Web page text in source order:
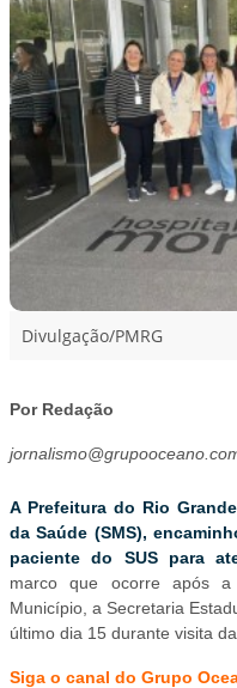
Divulgação/PMRG
Por Redação
A Prefeitura do Rio
da Saúde (SMS),
paciente do SUS para
marco que ocorre após
Município, a Secretaria
último dia 15 durante visita
Siga o canal do Grupo